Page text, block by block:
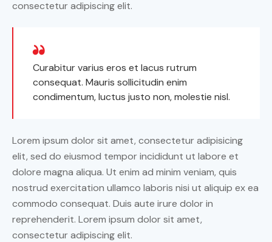
consectetur adipiscing elit.
Curabitur varius eros et lacus rutrum
consequat. Mauris sollicitudin enim
condimentum, luctus justo non, molestie nisl.
Lorem ipsum dolor sit amet, consectetur adipisicing
elit, sed do eiusmod tempor incididunt ut labore et
dolore magna aliqua. Ut enim ad minim veniam, quis
nostrud exercitation ullamco laboris nisi ut aliquip ex ea
commodo consequat. Duis aute irure dolor in
reprehenderit. Lorem ipsum dolor sit amet,
consectetur adipiscing elit.